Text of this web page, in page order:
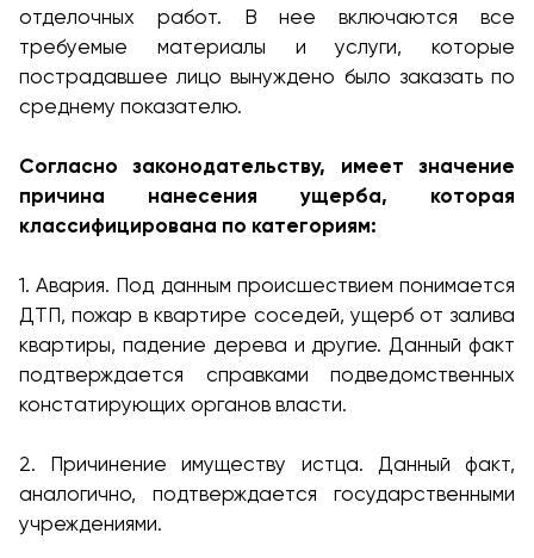
отделочных работ. В нее включаются все
требуемые материалы и услуги, которые
пострадавшее лицо вынуждено было заказать по
среднему показателю.
Согласно законодательству, имеет значение
причина нанесения ущерба, которая
классифицирована по категориям:
1. Авария. Под данным происшествием понимается
ДТП, пожар в квартире соседей, ущерб от залива
квартиры, падение дерева и другие. Данный факт
подтверждается справками подведомственных
констатирующих органов власти.
2. Причинение имуществу истца. Данный факт,
аналогично, подтверждается государственными
учреждениями.